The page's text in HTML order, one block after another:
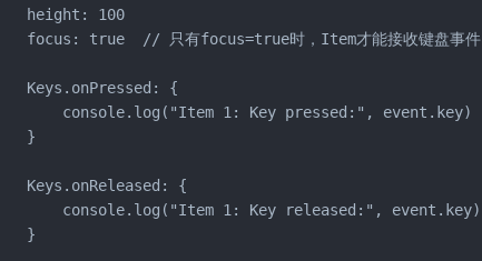
height: 100
focus: true  // 只有focus=true时，Item才能接收键盘事件
Keys.onPressed: {
console.log("Item 1: Key pressed:", event.key)
}
Keys.onReleased: {
console.log("Item 1: Key released:", event.key)
}